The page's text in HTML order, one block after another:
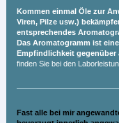
Kommen einmal Öle zur
Viren, Pilze usw.)
entsprechendes
Das Aromatogramm ist
Empfindlichkeit
finden Sie bei den
Fast alle bei mir